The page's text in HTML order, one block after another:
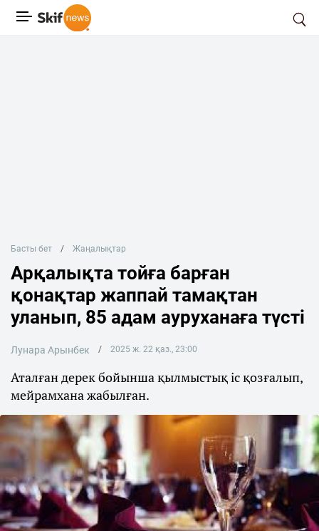
Басты бет Жаңалықтар
Арқалықта тойға барған
қонақтар жаппай тамақтан
уланып, 85 адам ауруханаға түсті
Лунара Арынбек 2025 ж. 22 қаз., 23:00
Аталған дерек бойынша қылмыстық іс қозғалып,
мейрамхана жабылған.